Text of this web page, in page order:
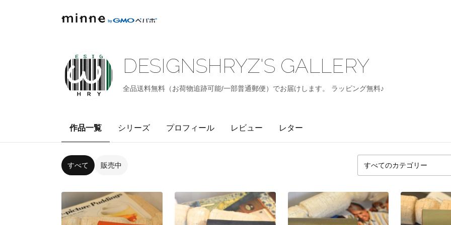
DESIGNSHRYZ'S GALLERY
全品送料無料（お荷物追跡可能/一部普通郵便）でお届けします。 ラッピング無料♪
作品一覧 シリーズ プロフィール レビュー レター
すべて 販売中